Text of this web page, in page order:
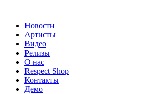
Новости
Артисты
Видео
Релизы
О нас
Respect Shop
Контакты
Демо